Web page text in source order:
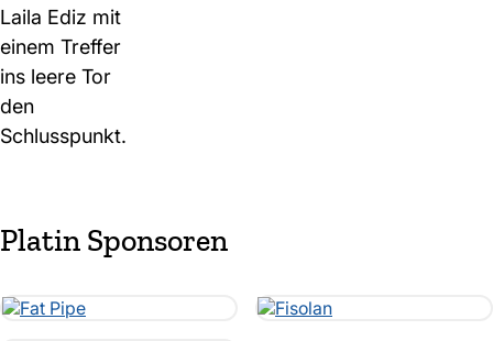
Laila Ediz mit
einem Treffer
ins leere Tor
den
Schlusspunkt.
Platin Sponsoren